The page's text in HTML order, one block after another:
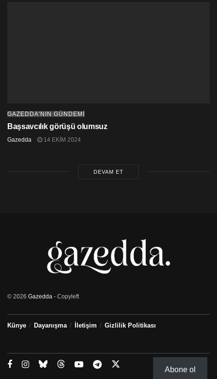
GAZEDDA'NIN GÜNDEMİ
Başsavcılık görüşü olumsuz
Gazedda 14 EKIM 2024
DEVAM ET
© 2026 Gazedda - Copyleft
Künye Dayanışma İletişim Gizlilik Politikası
Abone ol